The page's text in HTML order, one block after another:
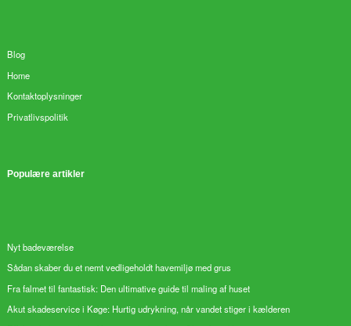
Blog
Home
Kontaktoplysninger
Privatlivspolitik
Populære artikler
Nyt badeværelse
Sådan skaber du et nemt vedligeholdt havemiljø med grus
Fra falmet til fantastisk: Den ultimative guide til maling af huset
Akut skadeservice i Køge: Hurtig udrykning, når vandet stiger i kælderen